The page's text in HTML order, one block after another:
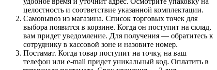
целостность и соответствие указанной комплектации.
Самовывоз из магазина. Список торговых точек для
выбора появится в корзине. Когда он поступит на склад,
вам придет уведомление. Для получения — обратитесь к
сотруднику в кассовой зоне и назовите номер.
Постамат. Когда товар поступит на точку, на ваш
телефон или e-mail придет уникальный код. Оплатить в